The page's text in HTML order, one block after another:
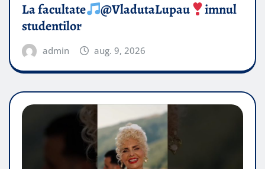
La facultate @VladutaLupau
imnul
studentilor
admin aug. 9, 2026